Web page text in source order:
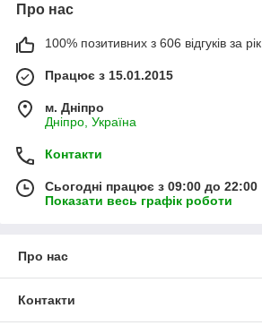
Про нас
100% позитивних з 606 відгуків за рік
Працює з 15.01.2015
м. Дніпро
Дніпро, Україна
Контакти
Сьогодні працює з 09:00 до 22:00
Показати весь графік роботи
Про нас
Контакти